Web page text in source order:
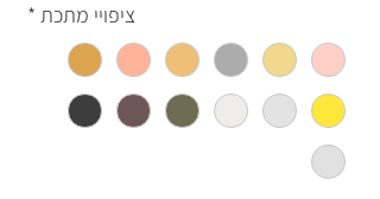
ציפויי מתכת *